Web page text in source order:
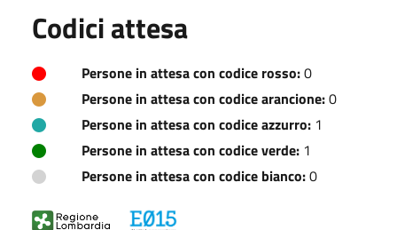
Codici attesa
Persone in attesa con codice rosso:0
Persone in attesa con codice arancione:0
Persone in attesa con codice azzurro: 1
Persone in attesa con codice verde: 1
Persone in attesa con codice bianco:0